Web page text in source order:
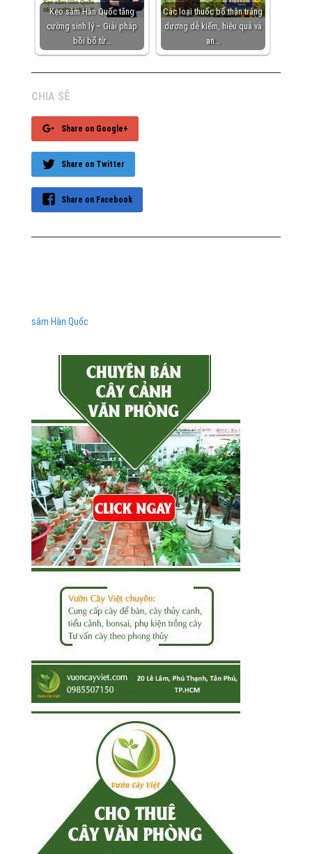
Kẹo sâm Hàn Quốc tăng
cường sinh lý – Giải pháp
bồi bổ từ…
Các loại thuốc bổ thận tráng
dương dễ kiếm, hiệu quả và
an…
CHIA SẺ
Share on Google+
Share on Twitter
Share on Facebook
sâm Hàn Quốc